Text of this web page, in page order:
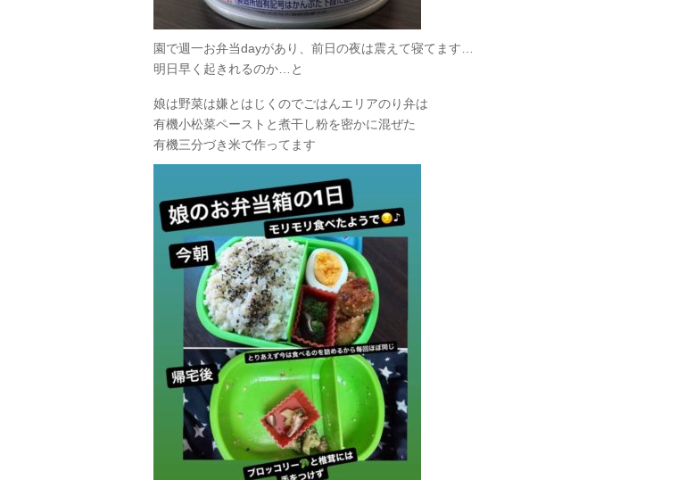
園で週一お弁当dayがあり、前日の夜は震えて寝てます…
明日早く起きれるのか…と
娘は野菜は嫌とはじくのでごはんエリアのり弁は
有機小松菜ペーストと煮干し粉を密かに混ぜた
有機三分づき米で作ってます